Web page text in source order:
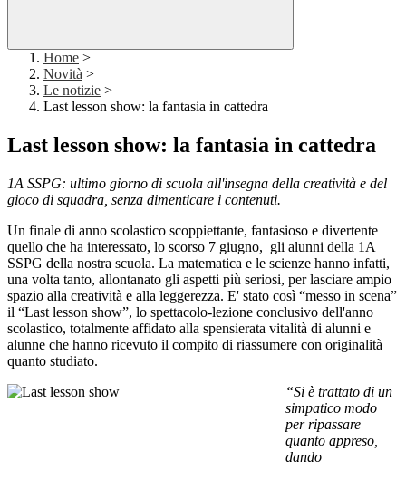
Home >
Novità >
Le notizie >
Last lesson show: la fantasia in cattedra
Last lesson show: la fantasia in cattedra
1A SSPG: ultimo giorno di scuola all'insegna della creatività e del
gioco di squadra, senza dimenticare i contenuti.
Un finale di anno scolastico scoppiettante, fantasioso e divertente
quello che ha interessato, lo scorso 7 giugno, gli alunni della 1A
SSPG della nostra scuola. La matematica e le scienze hanno infatti,
una volta tanto, allontanato gli aspetti più seriosi, per lasciare ampio
spazio alla creatività e alla leggerezza. E' stato così “messo in scena”
il “Last lesson show”, lo spettacolo-lezione conclusivo dell'anno
scolastico, totalmente affidato alla spensierata vitalità di alunni e
alunne che hanno ricevuto il compito di riassumere con originalità
quanto studiato.
“Si è trattato di un
simpatico modo
per ripassare
quanto appreso,
dando